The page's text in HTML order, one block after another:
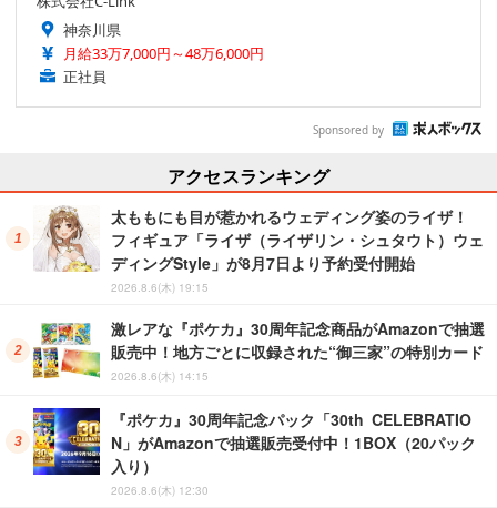
神奈川県
月給33万7,000円～48万6,000円
正社員
Sponsored by
アクセスランキング
太ももにも目が惹かれるウェディング姿のライザ！
フィギュア「ライザ（ライザリン・シュタウト）ウェ
ディングStyle」が8月7日より予約受付開始
2026.8.6(木) 19:15
激レアな『ポケカ』30周年記念商品がAmazonで抽選
販売中！地方ごとに収録された“御三家”の特別カード
2026.8.6(木) 14:15
『ポケカ』30周年記念パック「30th CELEBRATIO
N」がAmazonで抽選販売受付中！1BOX（20パック
入り）
2026.8.6(木) 12:30